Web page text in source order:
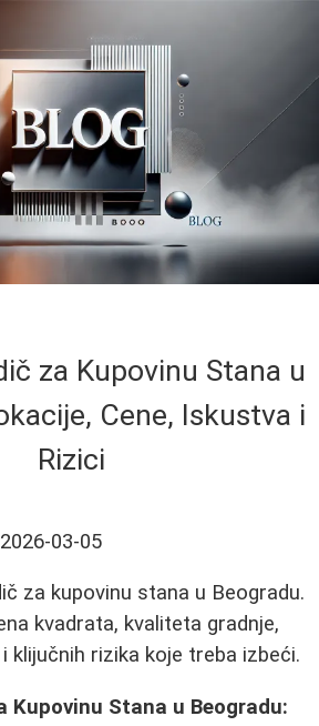
za Kupovinu Stana u
Cene, Iskustva i
Rizici
2026-03-05
za kupovinu stana u Beogradu.
kvadrata, kvaliteta gradnje,
klijučnih rizika koje treba izbeći.
Kupovinu Stana u Beogradu: